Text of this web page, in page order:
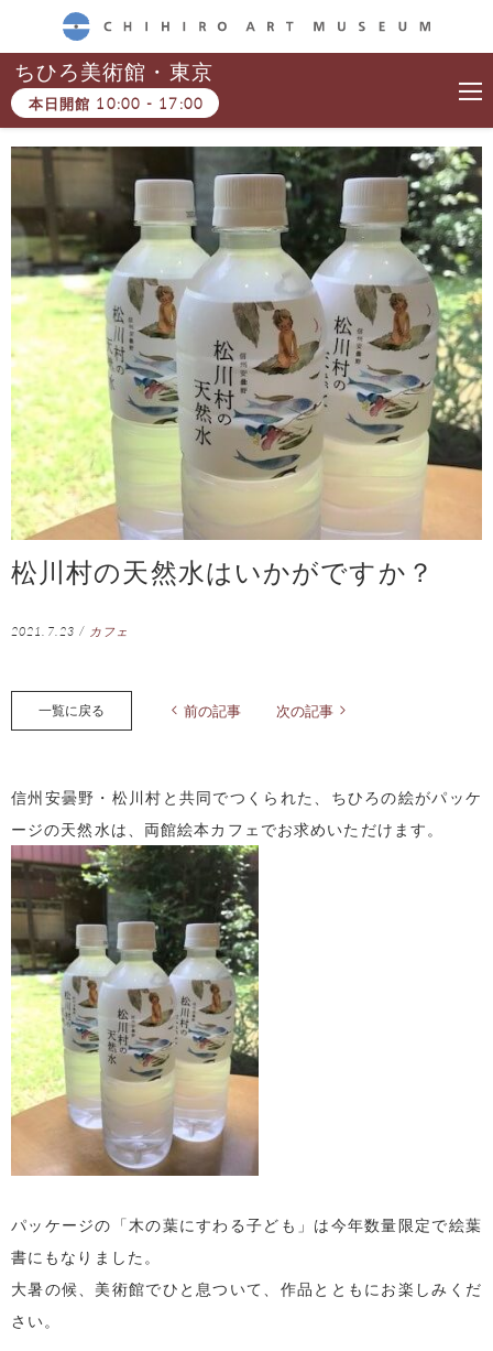
CHIHIRO ART MUSEUM
ちひろ美術館・東京
本日開館 10:00 - 17:00
松川村の天然水はいかがですか？
2021.7.23 / カフェ
一覧に戻る 前の記事 次の記事
信州安曇野・松川村と共同でつくられた、ちひろの絵がパッケ
ージの天然水は、両館絵本カフェでお求めいただけます。
パッケージの「木の葉にすわる子ども」は今年数量限定で絵葉
書にもなりました。
大暑の候、美術館でひと息ついて、作品とともにお楽しみくだ
さい。